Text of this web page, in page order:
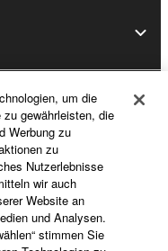
um die
gewährleisten, die
Werbung zu
zu
Nutzerlebnisse
wir auch
Website an
und Analysen.
stimmen Sie